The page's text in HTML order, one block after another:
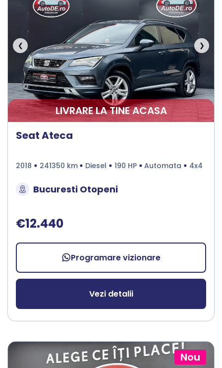
❮ ❯
LIVRARE LA TINE ACASA
Seat Ateca
2018 241350 km Diesel 190 HP Automata 4x4
Bucuresti Otopeni
€12.440
Programare vizionare
Vezi detalii
Nou